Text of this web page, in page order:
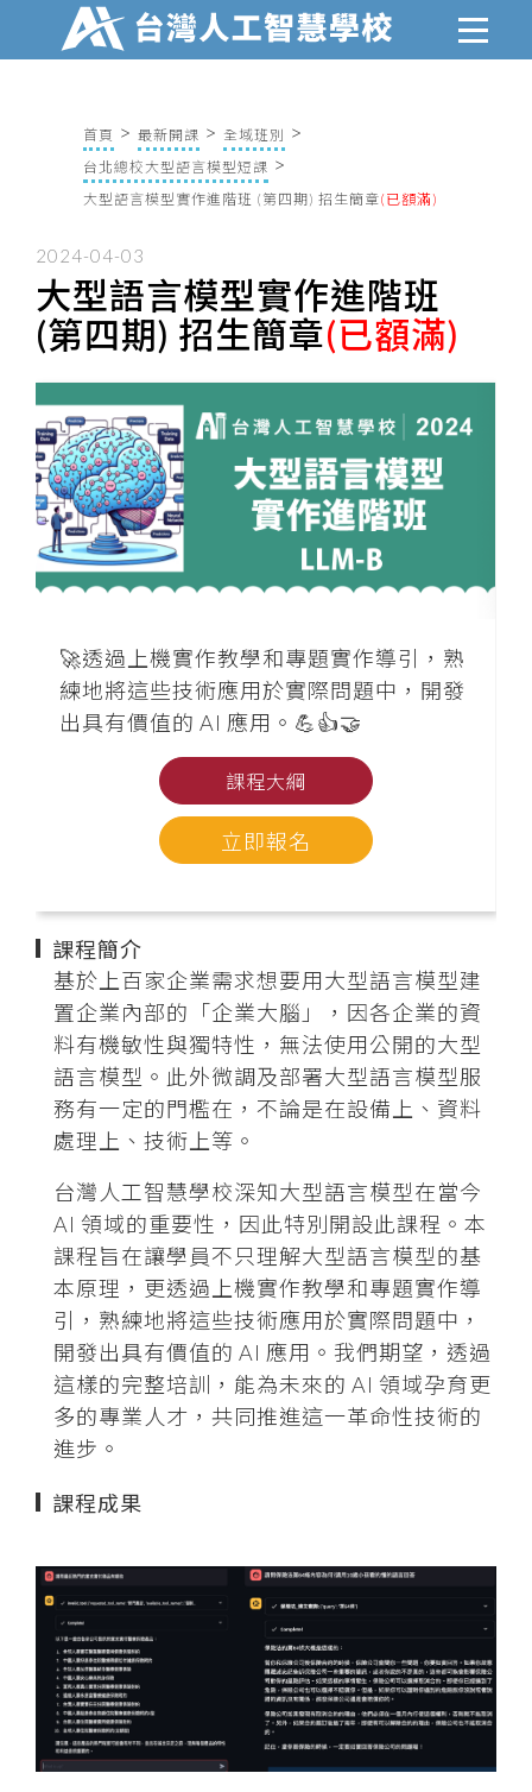
首頁 最新開課
全域班別
台北總校大型語言模型短課
大型語言模型實作進階班 (第四期) 招生簡章(已額滿)
2024-04-03
大型語言模型實作進階班
(第四期) 招生簡章(已額滿)
🚀透過上機實作教學和專題實作導引，熟
練地將這些技術應用於實際問題中，開發
出具有價值的 AI 應用。💪👍🤝
課程大綱
立即報名
課程簡介
基於上百家企業需求想要用大型語言模型建
置企業內部的「企業大腦」，因各企業的資
料有機敏性與獨特性，無法使用公開的大型
語言模型。此外微調及部署大型語言模型服
務有一定的門檻在，不論是在設備上、資料
處理上、技術上等。
台灣人工智慧學校深知大型語言模型在當今
AI 領域的重要性，因此特別開設此課程。本
課程旨在讓學員不只理解大型語言模型的基
本原理，更透過上機實作教學和專題實作導
引，熟練地將這些技術應用於實際問題中，
開發出具有價值的 AI 應用。我們期望，透過
這樣的完整培訓，能為未來的 AI 領域孕育更
多的專業人才，共同推進這一革命性技術的
進步。
課程成果